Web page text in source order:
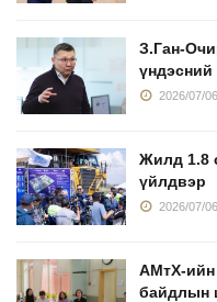
З.Ган-
үндэсний
2026/07/
Жилд 1.8
үйлдвэр
2026/07/
АМтХ-ийн
байдлын